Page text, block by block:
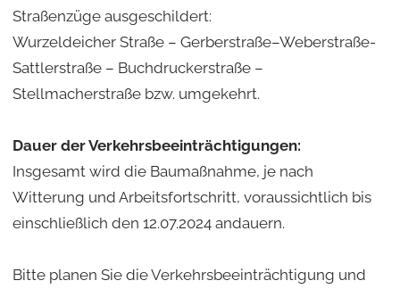
Straßenzüge ausgeschildert:
Wurzeldeicher Straße – Gerberstraße–Weberstraße-
Sattlerstraße – Buchdruckerstraße –
Stellmacherstraße bzw. umgekehrt.
Dauer der Verkehrsbeeinträchtigungen:
Insgesamt wird die Baumaßnahme, je nach
Witterung und Arbeitsfortschritt, voraussichtlich bis
einschließlich den 12.07.2024 andauern.
Bitte planen Sie die Verkehrsbeeinträchtigung und